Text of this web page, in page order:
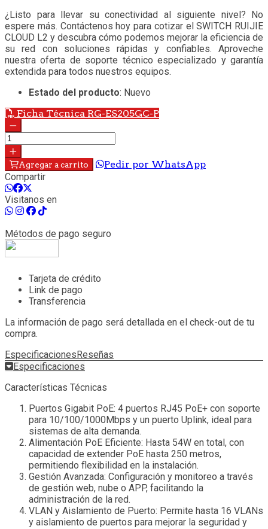
¿Listo para llevar su conectividad al siguiente nivel? No
espere más. Contáctenos hoy para cotizar el SWITCH RUIJIE
CLOUD L2 y descubra cómo podemos mejorar la eficiencia de
su red con soluciones rápidas y confiables. Aproveche
nuestra oferta de soporte técnico especializado y garantía
extendida para todos nuestros equipos.
Estado del producto: Nuevo
Ficha Técnica RG-ES205GC-P
Agregar a carrito
Pedir por WhatsApp
Compartir
Visitanos en
Métodos de pago seguro
Tarjeta de crédito
Link de pago
Transferencia
La información de pago será detallada en el check-out de tu
compra.
EspecificacionesReseñas
Especificaciones
Características Técnicas
Puertos Gigabit PoE: 4 puertos RJ45 PoE+ con soporte
para 10/100/1000Mbps y un puerto Uplink, ideal para
sistemas de alta demanda.
Alimentación PoE Eficiente: Hasta 54W en total, con
capacidad de extender PoE hasta 250 metros,
permitiendo flexibilidad en la instalación.
Gestión Avanzada: Configuración y monitoreo a través
de gestión web, nube o APP, facilitando la
administración de la red.
VLAN y Aislamiento de Puerto: Permite hasta 16 VLANs
y aislamiento de puertos para mejorar la seguridad y